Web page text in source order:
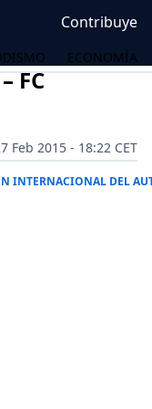
Contribuye
ECONOMÍA
FC
Feb 2015 - 18:22 CET
INTERNACIONAL DEL